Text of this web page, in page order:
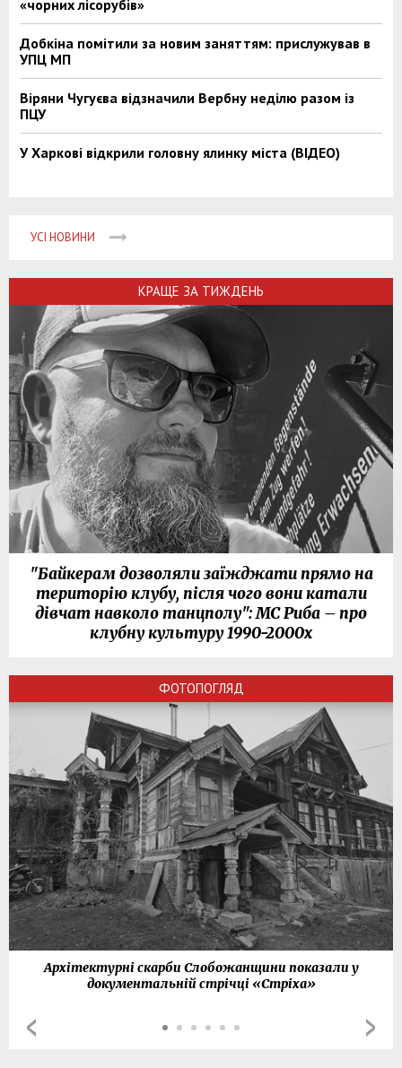
«чорних лісорубів»
Добкіна помітили за новим заняттям: прислужував в
УПЦ МП
Віряни Чугуєва відзначили Вербну неділю разом із
ПЦУ
У Харкові відкрили головну ялинку міста (ВІДЕО)
УСІ НОВИНИ
КРАЩЕ ЗА ТИЖДЕНЬ
"Байкерам дозволяли заїжджати прямо на
територію клубу, після чого вони катали
дівчат навколо танцполу": МС Риба – про
клубну культуру 1990-2000х
ФОТОПОГЛЯД
Архітектурні скарби Слобожанщини показали у
документальній стрічці «Стріха»